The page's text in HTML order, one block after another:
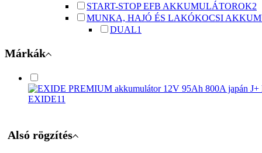
START-STOP EFB AKKUMULÁTOROK2
MUNKA, HAJÓ ÉS LAKÓKOCSI
DUAL1
Márkák
EXIDE11
Alsó rögzítés